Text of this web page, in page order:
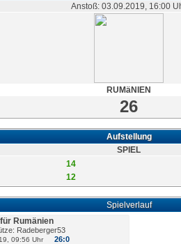
Anstoß: 03.09.2019, 16:00
RUMäNIEN
26
Aufstellung
SPIEL
14
12
Spielverlauf
Rumänien
Radeberger53
09:56 Uhr 26:0